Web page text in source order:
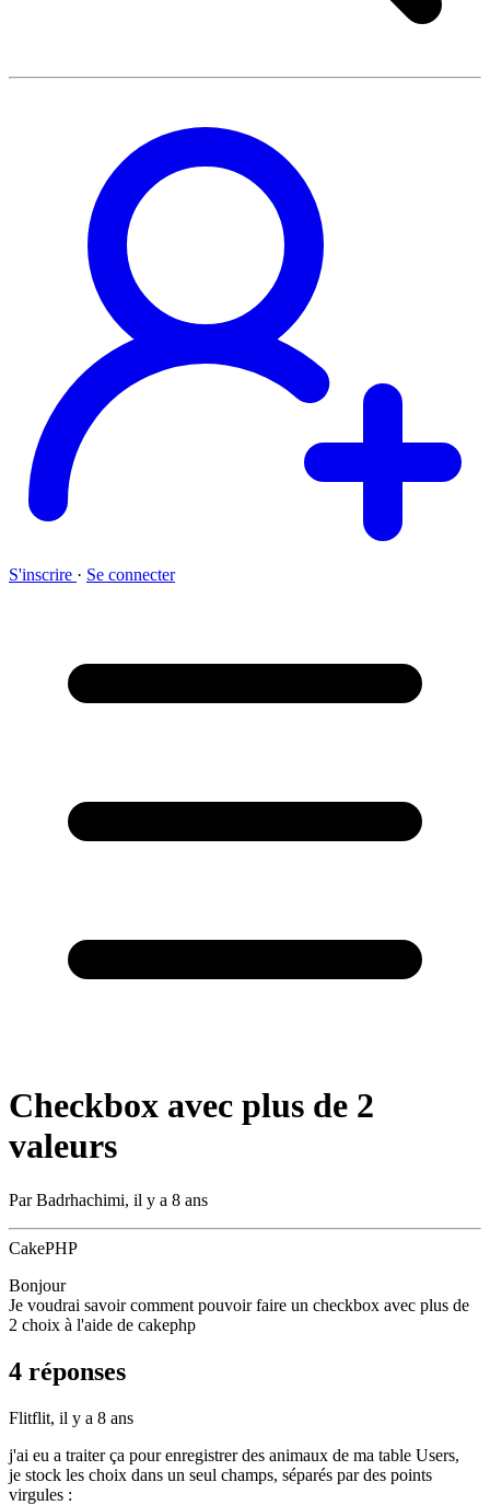
S'inscrire · Se connecter
Checkbox avec plus de 2
valeurs
ParBadrhachimi, il y a 8 ans
CakePHP
Bonjour
Je voudrai savoir comment pouvoir faire un checkbox avec plus de
2 choix à l'aide de cakephp
4 réponses
Flitflit, il y a 8 ans
j'ai eu a traiter ça pour enregistrer des animaux de ma table Users,
je stock les choix dans un seul champs, séparés par des points
virgules :